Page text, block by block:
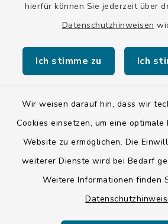
hierfür können Sie jederzeit über
Datenschutzhinweisen
Ich stimme zu Ich
Wir weisen darauf hin, dass wir
Cookies einsetzen, um eine
Website zu ermöglichen. Die
weiterer Dienste wird bei Bedarf
Weitere Informationen finden
Kontakt
Impressum
ISIS 12
Sitemap
Cookie-